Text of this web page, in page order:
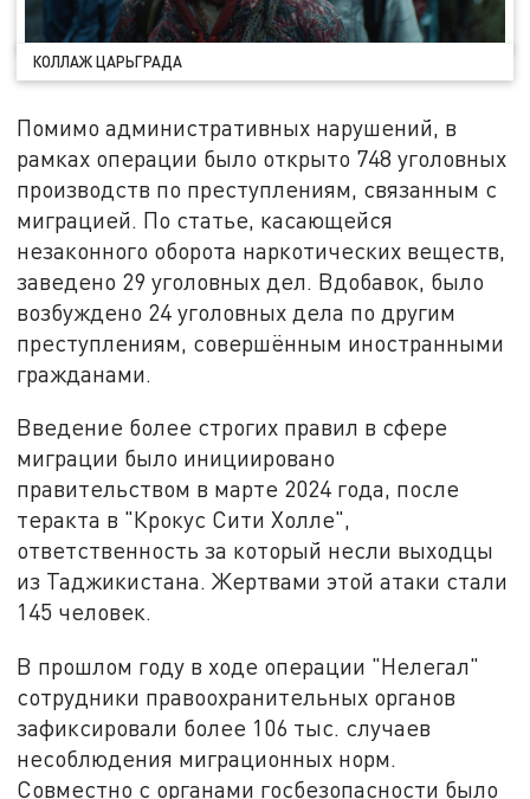
КОЛЛАЖ ЦАРЬГРАДА
Помимо административных нарушений, в
рамках операции было открыто 748 уголовных
производств по преступлениям, связанным с
миграцией. По статье, касающейся
незаконного оборота наркотических веществ,
заведено 29 уголовных дел. Вдобавок, было
возбуждено 24 уголовных дела по другим
преступлениям, совершённым иностранными
гражданами.
Введение более строгих правил в сфере
миграции было инициировано
правительством в марте 2024 года, после
теракта в "Крокус Сити Холле",
ответственность за который несли выходцы
из Таджикистана. Жертвами этой атаки стали
145 человек.
В прошлом году в ходе операции "Нелегал"
сотрудники правоохранительных органов
зафиксировали более 106 тыс. случаев
несоблюдения миграционных норм.
Совместно с органами госбезопасности было